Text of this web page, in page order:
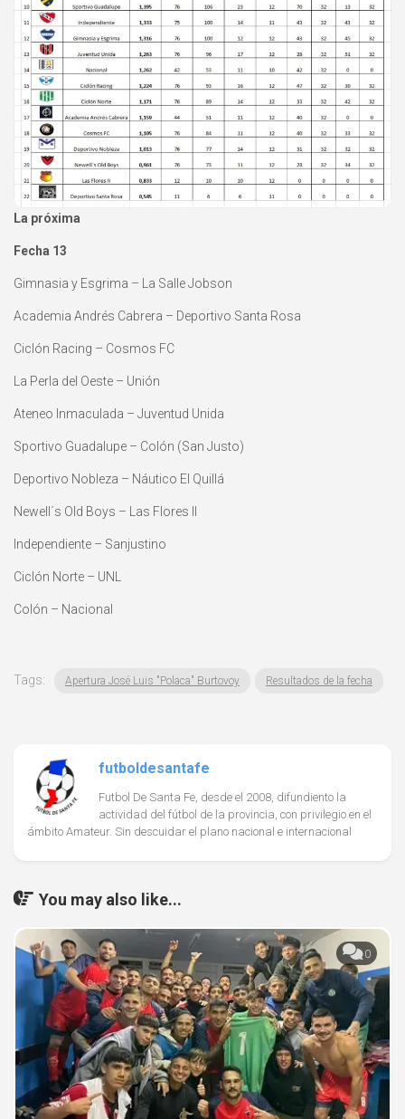
La próxima
Fecha 13
Gimnasia y Esgrima – La Salle Jobson
Academia Andrés Cabrera – Deportivo Santa Rosa
Ciclón Racing – Cosmos FC
La Perla del Oeste – Unión
Ateneo Inmaculada – Juventud Unida
Sportivo Guadalupe – Colón (San Justo)
Deportivo Nobleza – Náutico El Quillá
Newell´s Old Boys – Las Flores II
Independiente – Sanjustino
Ciclón Norte – UNL
Colón – Nacional
Tags: Apertura José Luis "Polaca" Burtovoy Resultados de la fecha
futboldesantafe
Futbol De Santa Fe, desde el 2008, difundiento la
actividad del fútbol de la provincia, con privilegio en el
ámbito Amateur. Sin descuidar el plano nacional e internacional
You may also like...
0